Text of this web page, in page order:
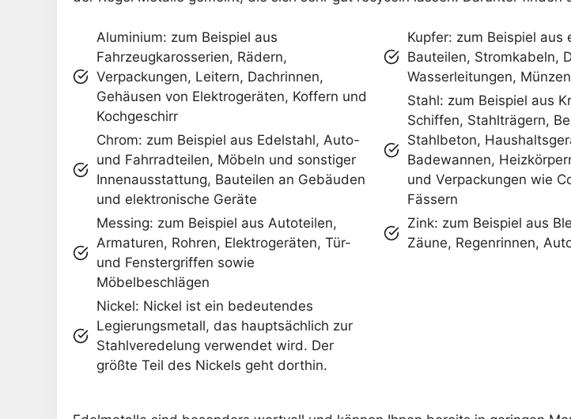
Aluminium: zum Beispiel aus
Fahrzeugkarosserien, Rädern,
Verpackungen, Leitern, Dachrinnen,
Gehäusen von Elektrogeräten, Koffern und
Kochgeschirr
Chrom: zum Beispiel aus Edelstahl, Auto-
und Fahrradteilen, Möbeln und sonstiger
Innenausstattung, Bauteilen an Gebäuden
und elektronische Geräte
Messing: zum Beispiel aus Autoteilen,
Armaturen, Rohren, Elektrogeräten, Tür-
und Fenstergriffen sowie
Möbelbeschlägen
Nickel: Nickel ist ein bedeutendes
Legierungsmetall, das hauptsächlich zur
Stahlveredelung verwendet wird. Der
größte Teil des Nickels geht dorthin.
Kupfer: zum Beispiel aus
Bauteilen, Stromkabeln,
Wasserleitungen,
Stahl: zum Beispiel aus
Schiffen, Stahlträgern,
Stahlbeton,
Badewannen,
und Verpackungen wie
Fässern
Zink: zum Beispiel aus
Zäune, Regenrinnen,